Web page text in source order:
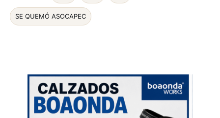
SE QUEMÓ ASOCAPEC